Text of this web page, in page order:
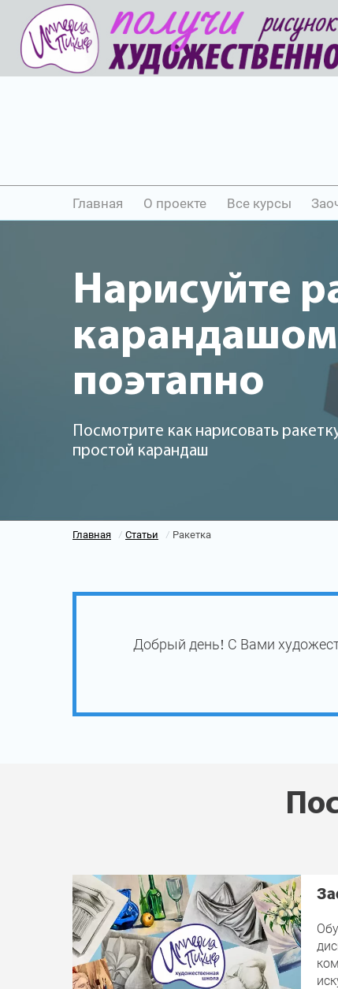
Главная О проекте Все курсы
Нарисуйте
карандашом
поэтапно
Посмотрите как нарисовать
простой карандаш
Главная / Статьи / Ракетка
Добрый день! С Вами